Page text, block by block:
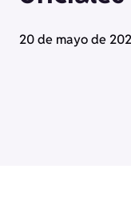
20 de mayo de